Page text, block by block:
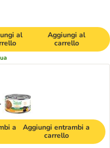
al
Aggiungi al
carrello
a
Aggiungi entrambi a
carrello